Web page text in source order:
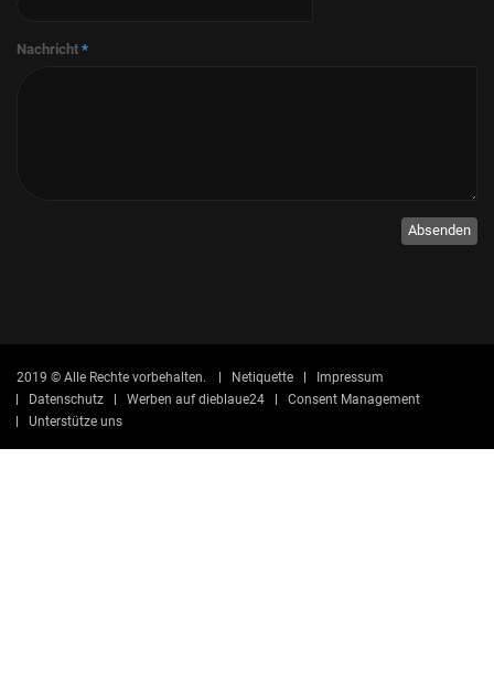
Nachricht *
Absenden
2019 © Alle Rechte vorbehalten. Netiquette
Impressum
Datenschutz
Werben auf dieblaue24
Consent Management
Unterstütze uns